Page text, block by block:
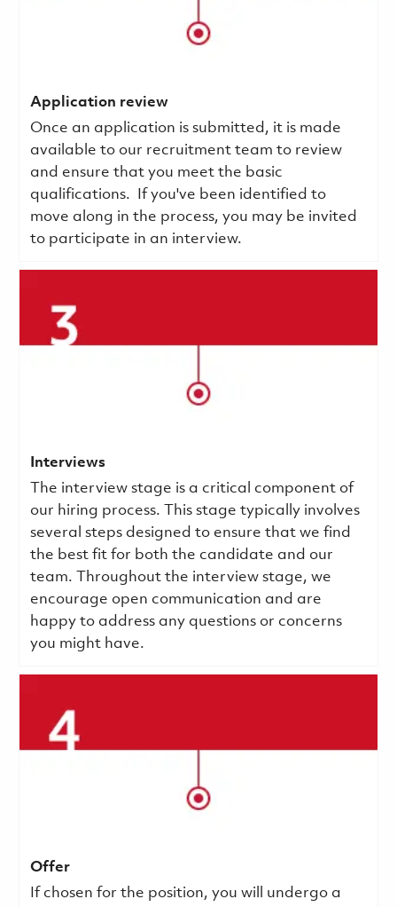
Application review
Once an application is submitted, it is made
available to our recruitment team to review
and ensure that you meet the basic
qualifications.
If you've been identified to
move along in the process, you may be invited
to participate in an interview.
Interviews
The interview stage is a critical component of
our hiring process. This stage typically involves
several steps designed to ensure that we find
the best fit for both the candidate and our
team. Throughout the interview stage, we
encourage open communication and are
happy to address any questions or concerns
you might have.
Offer
If chosen for the position, you will undergo a